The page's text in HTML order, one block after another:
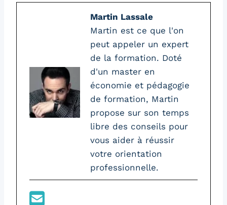
Martin Lassale
Martin est ce que l'on
peut appeler un expert
de la formation. Doté
d'un master en
économie et pédagogie
de formation, Martin
propose sur son temps
libre des conseils pour
vous aider à réussir
votre orientation
professionnelle.